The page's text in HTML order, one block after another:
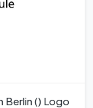
Berlin () Logo